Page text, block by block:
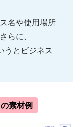
名や使用場所
らに、
うとビジネス
素材例